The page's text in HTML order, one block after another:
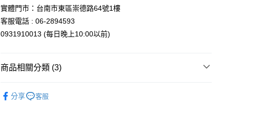
實體門市：台南市東區崇德路64號1樓
客服電話 : 06-2894593
0931910013 (每日晚上10:00以前)
商品相關分類 (3)
分享 客服